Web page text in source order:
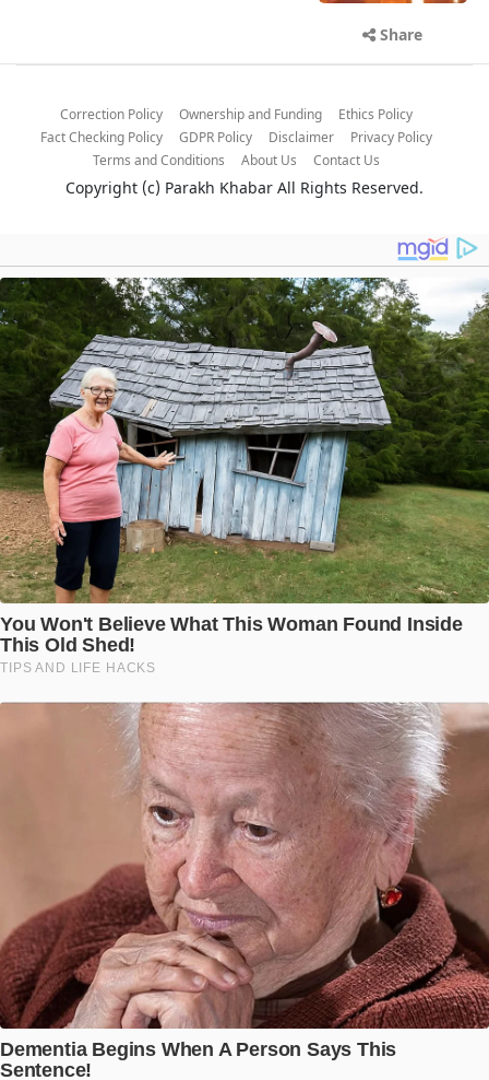
Share
Correction Policy Ownership and Funding
Ethics Policy
Fact Checking Policy
GDPR Policy Disclaimer
Privacy Policy
Terms and Conditions
About Us Contact Us
Copyright (c) Parakh Khabar All Rights Reserved.